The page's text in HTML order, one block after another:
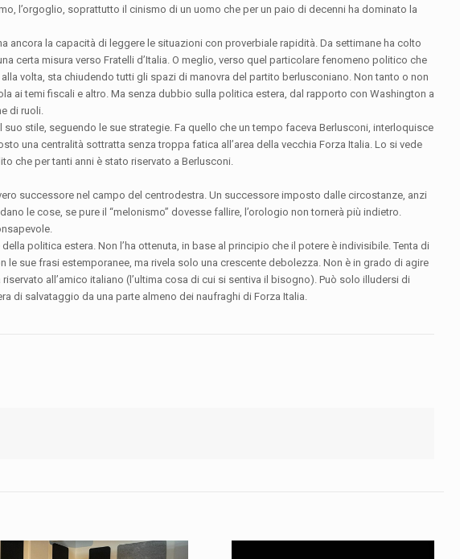
l’orgoglio, soprattutto il cinismo di un uomo che per un paio di decenni ha dominato la
ancora la capacità di leggere le situazioni con proverbiale rapidità. Da settimane ha colto
certa misura verso Fratelli d’Italia. O meglio, verso quel particolare fenomeno politico che
volta, sta chiudendo tutti gli spazi di manovra del partito berlusconiano. Non tanto o non
ai temi fiscali e altro. Ma senza dubbio sulla politica estera, dal rapporto con Washington a
di ruoli.
stile, seguendo le sue strategie. Fa quello che un tempo faceva Berlusconi, interloquisce
una centralità sottratta senza troppa fatica all’area della vecchia Forza Italia. Lo si vede
che per tanti anni è stato riservato a Berlusconi.
successore nel campo del centrodestra. Un successore imposto dalle circostanze, anzi
le cose, se pure il “melonismo” dovesse fallire, l’orologio non tornerà più indietro.
politica estera. Non l’ha ottenuta, in base al principio che il potere è indivisibile. Tenta di
sue frasi estemporanee, ma rivela solo una crescente debolezza. Non è in grado di agire
all’amico italiano (l’ultima cosa di cui si sentiva il bisogno). Può solo illudersi di
di salvataggio da una parte almeno dei naufraghi di Forza Italia.